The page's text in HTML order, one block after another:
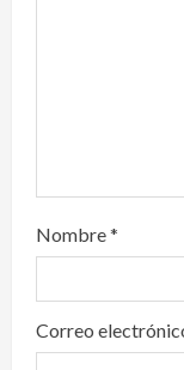
Nombre*
Correo